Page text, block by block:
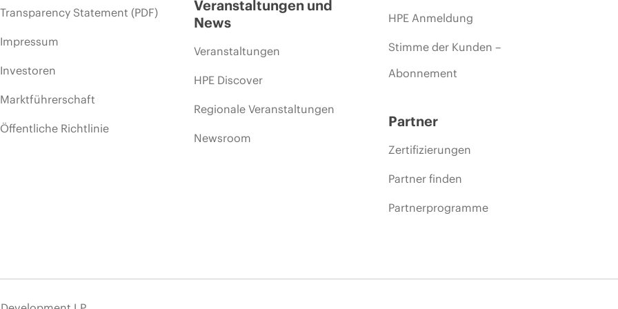
Transparency Statement (PDF)
Impressum
Investoren
Marktführerschaft
Öffentliche Richtlinie
Veranstaltungen und
News
Veranstaltungen
HPE Discover
Regionale Veranstaltungen
Newsroom
HPE Anmeldung
Stimme der Kunden –
Abonnement
Partner
Zertifizierungen
Partner finden
Partnerprogramme